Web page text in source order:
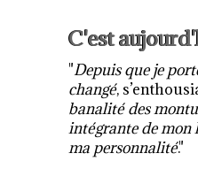
C'est
"Depuis que je
changé,
banalité des
intégrante de mon
ma personnalité."